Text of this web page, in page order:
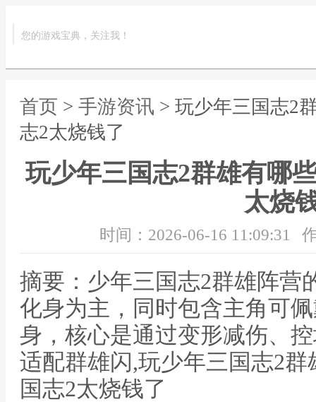
您的游戏宝典，关注我！
首页 > 手游资讯 > 玩少年三国志2
志2太烧钱了
玩少年三国志2群雄有哪
太烧
时间：2026-06-16 11:09:31
摘要：少年三国志2群雄阵营
化身为主，同时包含主角可
身，核心是通过变形减伤、
适配群雄闪,玩少年三国志2
国志2太烧钱了